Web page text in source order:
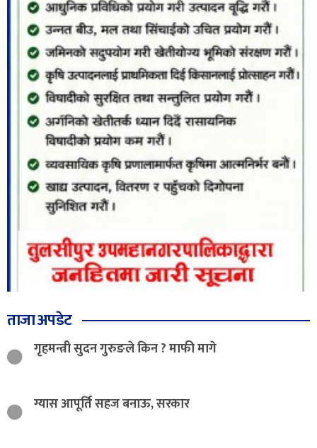
ताजा अपडेट
गृहमन्त्री सुदन गुरुङले किन ? माफी मागे
ग्यास आपूर्ति सहज बनाऊ, सरकार